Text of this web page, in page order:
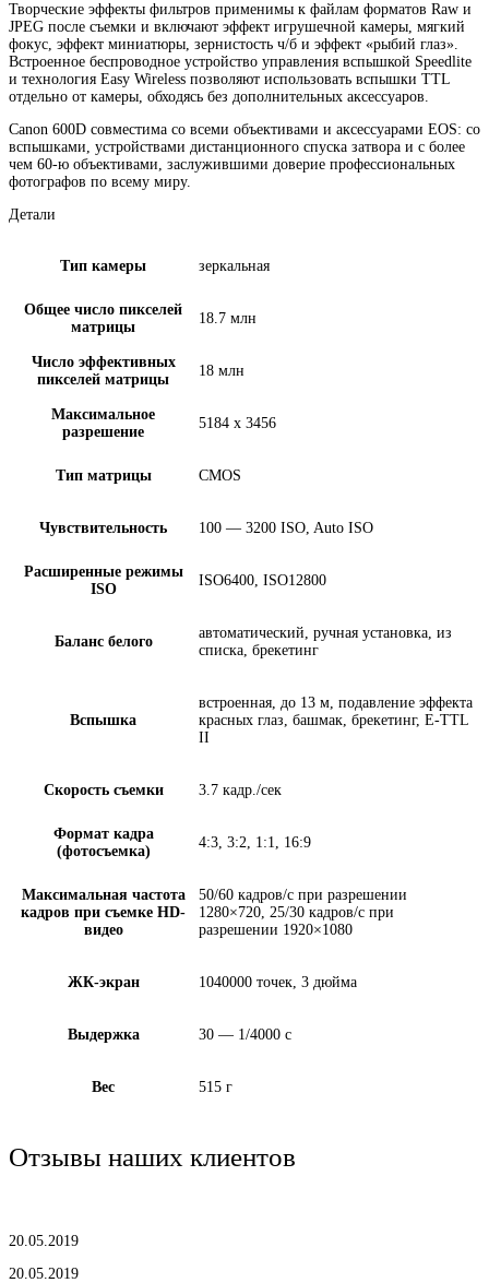
Творческие эффекты фильтров применимы к файлам форматов Raw и
JPEG после съемки и включают эффект игрушечной камеры, мягкий
фокус, эффект миниатюры, зернистость ч/б и эффект «рыбий глаз».
Встроенное беспроводное устройство управления вспышкой Speedlite
и технология Easy Wireless позволяют использовать вспышки TTL
отдельно от камеры, обходясь без дополнительных аксессуаров.
Canon 600D совместима со всеми объективами и аксессуарами EOS: со
вспышками, устройствами дистанционного спуска затвора и с более
чем 60-ю объективами, заслужившими доверие профессиональных
фотографов по всему миру.
Детали
Тип камеры зеркальная
Общее число пикселей
матрицы
18.7 млн
Число эффективных
пикселей матрицы
18 млн
Максимальное
разрешение
5184 x 3456
Тип матрицы CMOS
Чувствительность 100 — 3200 ISO, Auto ISO
Расширенные режимы
ISO
ISO6400, ISO12800
Баланс белого
автоматический, ручная установка, из
списка, брекетинг
Вспышка
встроенная, до 13 м, подавление эффекта
красных глаз, башмак, брекетинг, E-TTL
II
Скорость съемки 3.7 кадр./сек
Формат кадра
(фотосъемка)
4:3, 3:2, 1:1, 16:9
Максимальная частота
кадров при съемке HD-
видео
50/60 кадров/с при разрешении
1280×720, 25/30 кадров/с при
разрешении 1920×1080
ЖК-экран 1040000 точек, 3 дюйма
Выдержка 30 — 1/4000 с
Вес 515 г
Отзывы наших клиентов
20.05.2019
20.05.2019